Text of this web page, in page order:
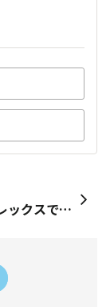
先日ダイレックスで購入したGPSレーダー探知機をGDBインプレッサに取り付けました 電源配線をダッシュボードにキチンと沿わせるのが次のミッションです ホーンの鳴りもおかしいようなので交換時期かな?